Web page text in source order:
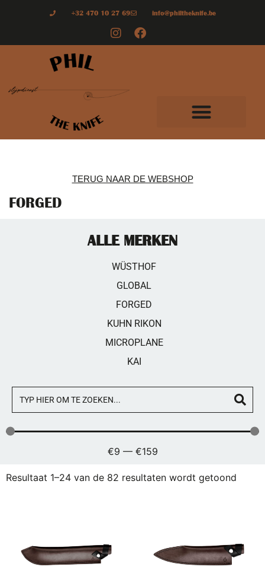
+32 470 10 27 69 info@philtheknife.be
TERUG NAAR DE WEBSHOP
FORGED
Resultaat 1–24 van de 82 resultaten wordt getoond
ALLE MERKEN
WÜSTHOF
GLOBAL
FORGED
KUHN RIKON
MICROPLANE
KAI
€9 — €159